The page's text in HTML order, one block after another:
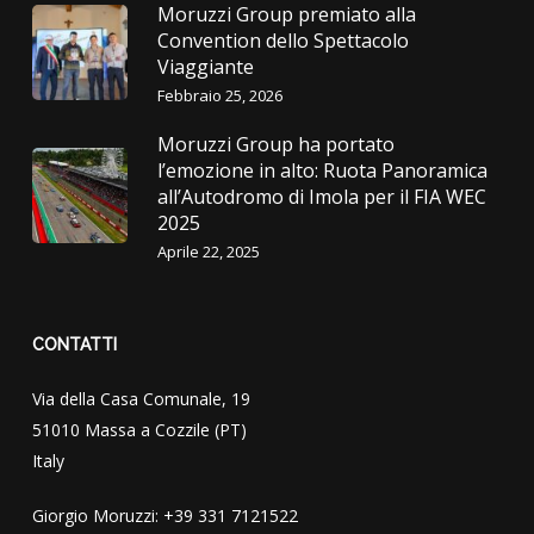
Moruzzi Group premiato alla
Convention dello Spettacolo
Viaggiante
Febbraio 25, 2026
Moruzzi Group ha portato
l’emozione in alto: Ruota Panoramica
all’Autodromo di Imola per il FIA WEC
2025
Aprile 22, 2025
CONTATTI
Via della Casa Comunale, 19
51010 Massa a Cozzile (PT)
Italy
Giorgio Moruzzi: +39 331 7121522